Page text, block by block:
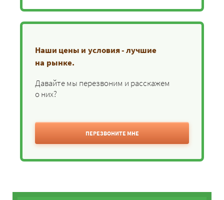
Наши цены и условия - лучшие
на рынке.
Давайте мы перезвоним и расскажем
о них?
ПЕРЕЗВОНИТЕ МНЕ